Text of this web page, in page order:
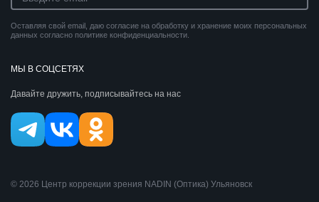
Оставляя свой email, даю согласие на обработку и хранение моих персональных
данных согласно политике конфиденциальности.
МЫ В СОЦСЕТЯХ
Давайте дружить, подписывайтесь на нас
© 2026 Центр коррекции зрения NADIN (Оптика) Ульяновск